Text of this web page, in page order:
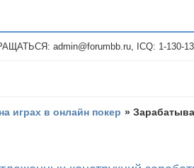
admin@forumbb.ru, ICQ: 1-130-134,
играх в онлайн покер »